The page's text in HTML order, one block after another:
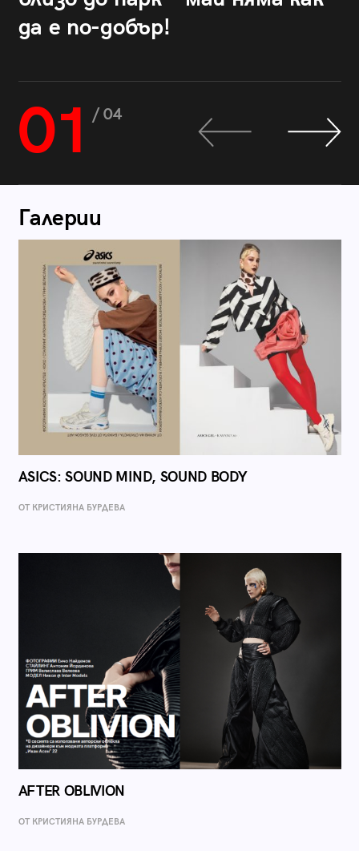
да е по-добър!
01 / 04
Галерии
ASICS: SOUND MIND, SOUND BODY
ОТ КРИСТИЯНА БУРДЕВА
AFTER OBLIVION
ОТ КРИСТИЯНА БУРДЕВА